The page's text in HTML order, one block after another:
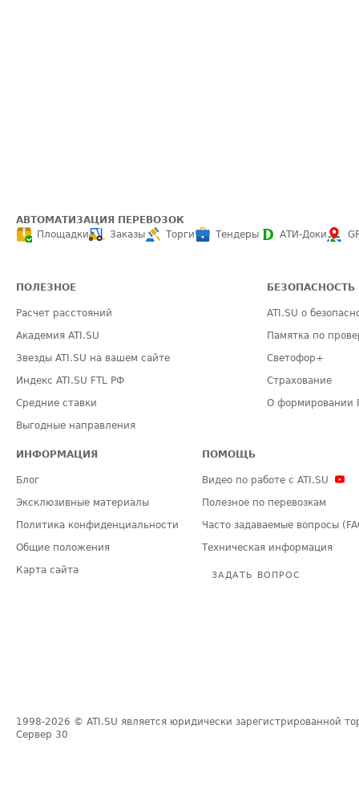
АВТОМАТИЗАЦИЯ ПЕРЕВОЗОК
Площадки
Заказы Торги Тендеры АТИ-Доки
ПОЛЕЗНОЕ
Расчет расстояний
Академия ATI.SU
Звезды ATI.SU на вашем сайте
Индекс ATI.SU FTL РФ
Средние ставки
Выгодные направления
БЕЗОПАСНОСТЬ
ATI.SU о
Памятка по
Светофор+
Страхование
О формировании
ИНФОРМАЦИЯ
Блог
Эксклюзивные материалы
Политика конфиденциальности
Общие положения
Карта сайта
ПОМОЩЬ
Видео по работе с ATI.SU
Полезное по перевозкам
Часто задаваемые вопросы
Техническая информация
ЗАДАТЬ ВОПРОС
1998-2026 © ATI.SU является юридически зарегистрированной
Сервер 30